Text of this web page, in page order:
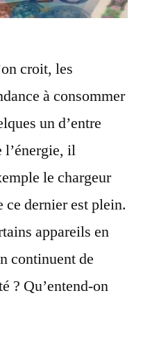
croit, les
à consommer
un d’entre
l’énergie, il
le chargeur
ce dernier est plein.
appareils en
continuent de
? Qu’entend-on